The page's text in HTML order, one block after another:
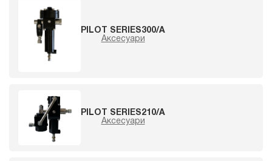
PILOT SERIES300/A
Аксесуари
PILOT SERIES210/A
Аксесуари